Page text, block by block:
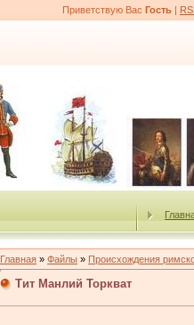
Приветствую Вас Гость |
Главная » Файлы » Происхождения
Тит Манлий Торкват